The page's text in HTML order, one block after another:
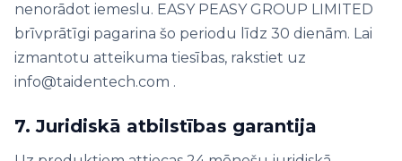
nenorādot iemeslu. EASY PEASY GROUP LIMITED
brīvprātīgi pagarina šo periodu līdz 30 dienām. Lai
izmantotu atteikuma tiesības, rakstiet uz
info@taidentech.com .
7. Juridiskā atbilstības garantija